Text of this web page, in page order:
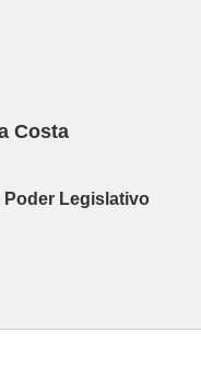
Costa
Poder Legislativo